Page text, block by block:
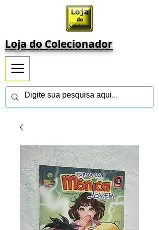
Loja do Colecionador